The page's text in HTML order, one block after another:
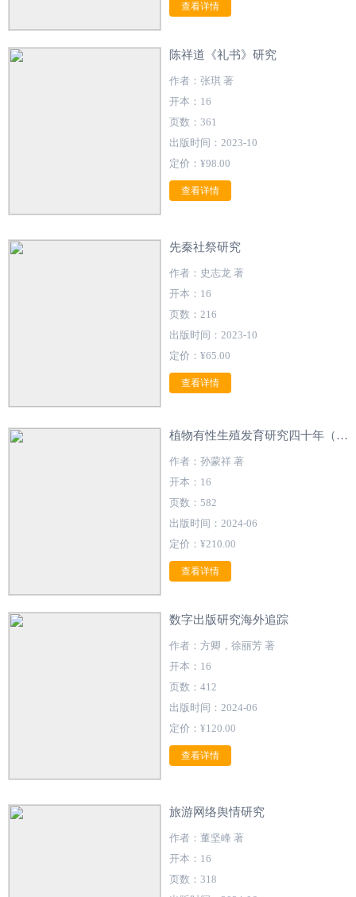
查看详情
陈祥道《礼书》研究
作者：张琪 著
开本：16
页数：361
出版时间：2023-10
定价：¥98.00
查看详情
先秦社祭研究
作者：史志龙 著
开本：16
页数：216
出版时间：2023-10
定价：¥65.00
查看详情
植物有性生殖发育研究四十年（英文）
作者：孙蒙祥 著
开本：16
页数：582
出版时间：2024-06
定价：¥210.00
查看详情
数字出版研究海外追踪
作者：方卿，徐丽芳 著
开本：16
页数：412
出版时间：2024-06
定价：¥120.00
查看详情
旅游网络舆情研究
作者：董坚峰 著
开本：16
页数：318